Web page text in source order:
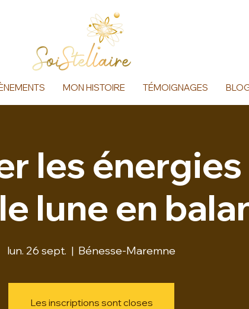
MON HISTOIRE TÉMOIGNAGES
les énergies
lune en
lun. 26 sept.
  |
Bénesse-Maremne
Les inscriptions sont closes